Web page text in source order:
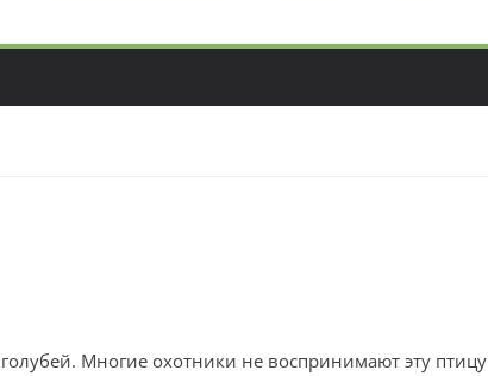
Многие охотники не воспринимают эту птицу